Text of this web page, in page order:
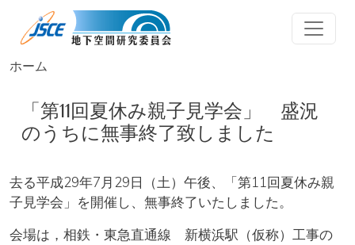
メインコンテンツに移動
ホーム
「第11回夏休み親子見学会」 盛況
のうちに無事終了致しました
去る平成29年7月29日（土）午後、「第11回夏休み親
子見学会」を開催し、無事終了いたしました。
会場は，相鉄・東急直通線 新横浜駅（仮称）工事の